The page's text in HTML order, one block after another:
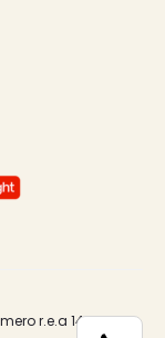
r.e.a 1487033.